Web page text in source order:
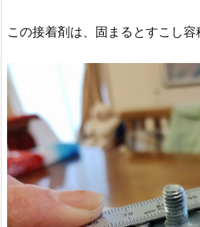
この接着剤は、固まるとすこし容